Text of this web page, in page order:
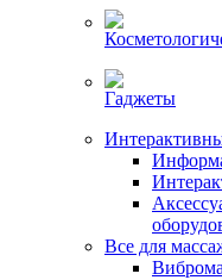
Гаджеты
Все для